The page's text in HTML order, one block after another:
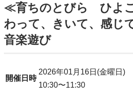
≪育ちのとびら ひよ
わって、きいて、感じ
音楽遊び
開催日時
2026年01月16日(金曜日)
10:30〜11:30